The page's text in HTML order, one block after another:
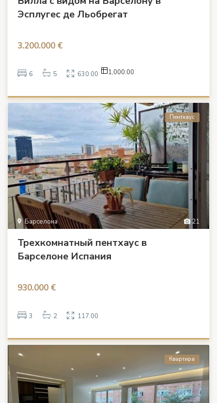
Эсплугес де Льобрегат
3.200.000 €
6 5 630.00 1,000.00
21
Барселона
Пентхаус
Трехкомнатный пентхаус в
Барселоне Испания
930.000 €
3 2 117.00
Квартира